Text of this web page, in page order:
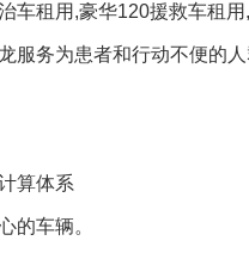
车租用,豪华120援救车租
服务为患者和行动不便的
算体系
的车辆。